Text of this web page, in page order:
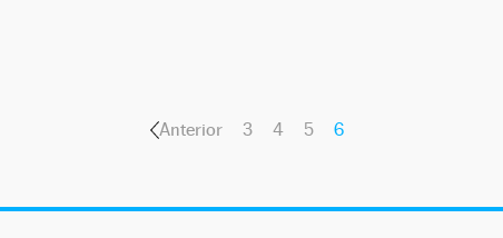
Anterior 3 4 5 6